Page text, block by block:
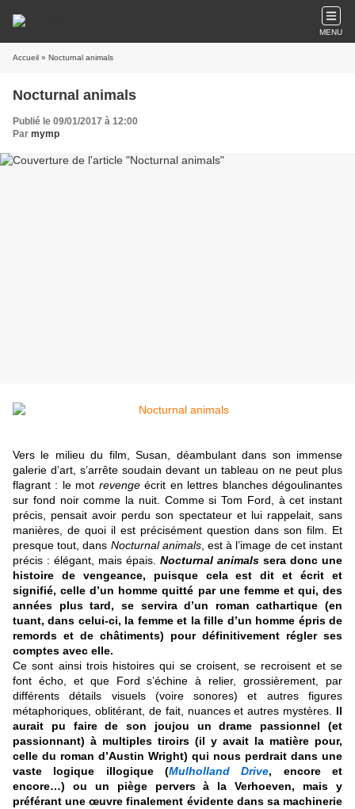
MENU
Accueil » Nocturnal animals
Nocturnal animals
Publié le 09/01/2017 à 12:00
Par mymp
Vers le milieu du film, Susan, déambulant dans son immense
galerie d’art, s’arrête soudain devant un tableau on ne peut plus
flagrant : le mot revengeécrit en lettres blanches dégoulinantes
sur fond noir comme la nuit. Comme si Tom Ford, à cet instant
précis, pensait avoir perdu son spectateur et lui rappelait, sans
manières, de quoi il est précisément question dans son film. Et
presque tout, dans Nocturnal animals, est à l’image de cet instant
précis : élégant, mais épais. Nocturnal animals sera donc une
histoire de vengeance, puisque cela est dit et écrit et
signifié, celle d’un homme quitté par une femme et qui, des
années plus tard, se servira d’un roman cathartique (en
tuant, dans celui-ci, la femme et la fille d’un homme épris de
remords et de châtiments) pour définitivement régler ses
comptes avec elle.
Ce sont ainsi trois histoires qui se croisent, se recroisent et se
font écho, et que Ford s’échine à relier, grossièrement, par
différents détails visuels (voire sonores) et autres figures
métaphoriques, oblitérant, de fait, nuances et autres mystères. Il
aurait pu faire de son joujou un drame passionnel (et
passionnant) à multiples tiroirs (il y avait la matière pour,
celle du roman d’Austin Wright) qui nous perdrait dans une
vaste logique illogique (Mulholland Drive, encore et
encore…) ou un piège pervers à la Verhoeven, mais y
préférant une œuvre finalement évidente dans sa machinerie